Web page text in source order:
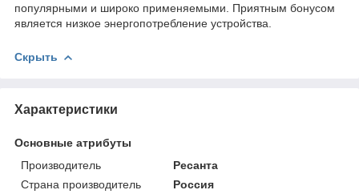
популярными и широко применяемыми. Приятным бонусом
является низкое энергопотребление устройства.
Скрыть
Характеристики
Основные атрибуты
Производитель
Ресанта
Страна производитель
Россия